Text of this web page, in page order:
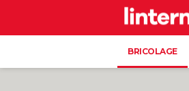
BRICOLAGE